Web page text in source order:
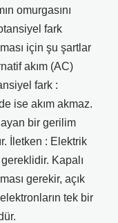
omurgasını
fark
için şu şartlar
akım (AC)
fark :
ise akım akmaz.
bir gerilim
İletken : Elektrik
Kapalı
gerekir, açık
tek bir